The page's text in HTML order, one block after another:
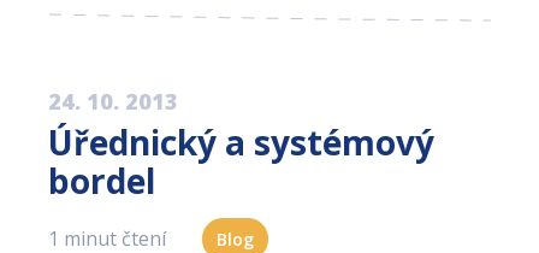
24. 10. 2013
Úřednický a systémový
bordel
1 minut čtení Blog